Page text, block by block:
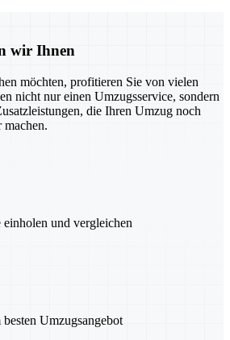
wir Ihnen
möchten, profitieren Sie von vielen
nicht nur einen Umzugsservice, sondern
die Ihren Umzug noch
machen.
und vergleichen
Umzugsangebot